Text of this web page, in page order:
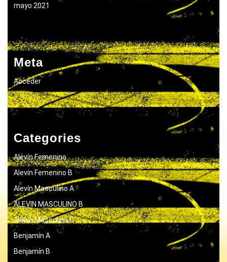
mayo 2021
Meta
Acceder
Categories
Alevín Femenino
Alevín Femenino B
Alevín Masculino A
ALEVIN MASCULINO B
Alevín Masculino C
Benjamín A
Benjamín B